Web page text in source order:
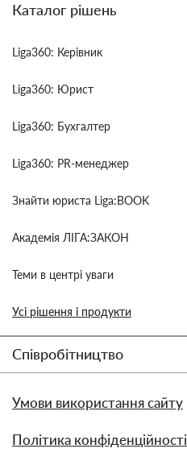
Каталог рішень
Liga360: Керівник
Liga360: Юрист
Liga360: Бухгалтер
Liga360: PR-менеджер
Знайти юриста Liga:BOOK
Академія ЛІГА:ЗАКОН
Теми в центрі уваги
Усі рішення і продукти
Співробітництво
Умови використання сайту
Політика конфіденційності